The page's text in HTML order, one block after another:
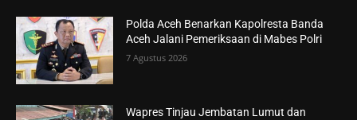
Polda Aceh Benarkan Kapolresta Banda
Aceh Jalani Pemeriksaan di Mabes Polri
7 Agustus 2026
Wapres Tinjau Jembatan Lumut dan